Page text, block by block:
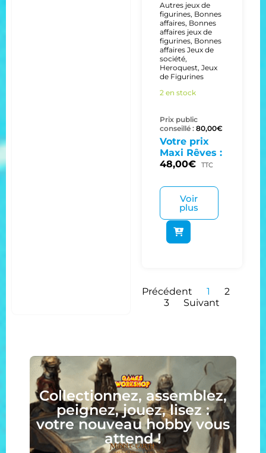
Autres jeux de
figurines, Bonnes
affaires, Bonnes
affaires jeux de
figurines, Bonnes
affaires Jeux de
société,
Heroquest, Jeux
de Figurines
2 en stock
Prix public
conseillé : 80,00€
Votre prix
Maxi Rêves :
48,00€ TTC
Voir
plus
Précédent 1
2
3
Suivant
Collectionnez, assemblez,
peignez, jouez, lisez :
votre nouveau hobby vous
attend !